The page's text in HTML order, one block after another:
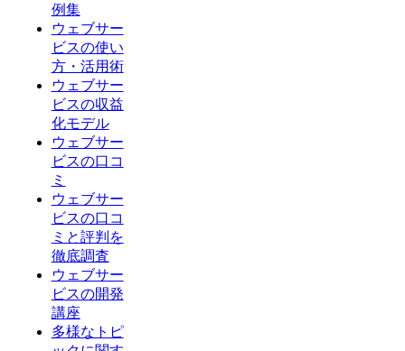
例集
ウェブサー
ビスの使い
方・活用術
ウェブサー
ビスの収益
化モデル
ウェブサー
ビスの口コ
ミ
ウェブサー
ビスの口コ
ミと評判を
徹底調査
ウェブサー
ビスの開発
講座
多様なトピ